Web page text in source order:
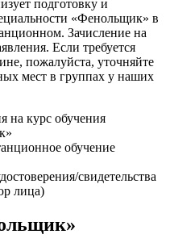
подготовку и
«Фенольщик» в
Зачисление на
Если требуется
пожалуйста, уточняйте
мест в группах у наших
на курс обучения
обучение
свидетельства
лица)